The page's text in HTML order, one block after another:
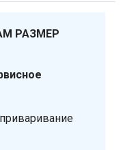
РАЗМЕР